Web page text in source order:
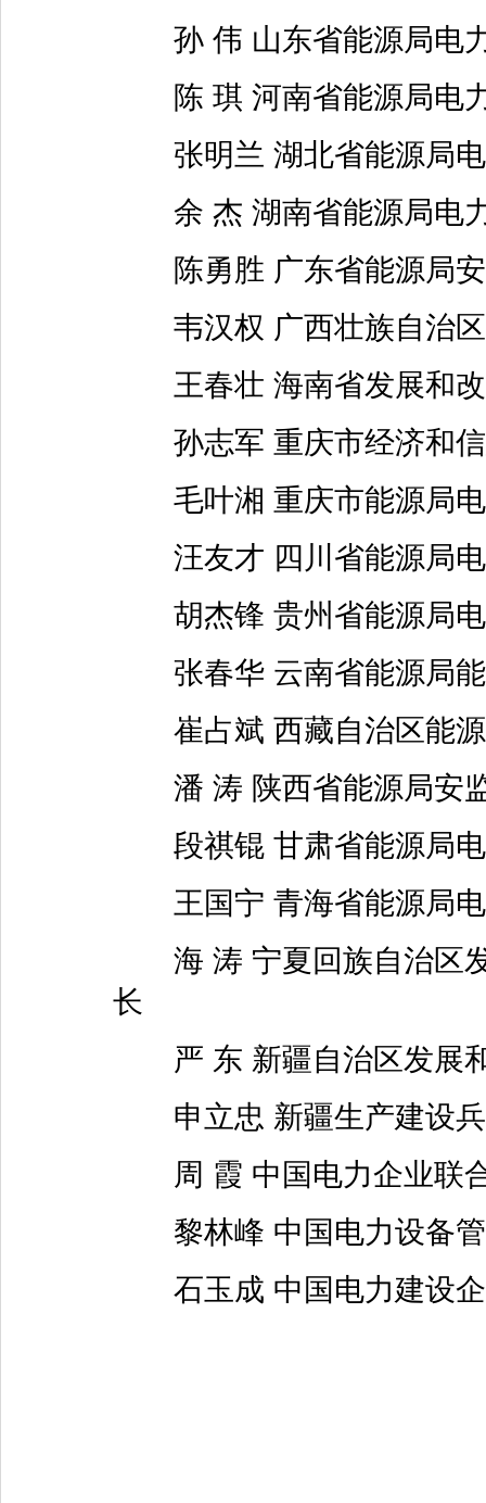
孙 伟 山东省能源局电
陈 琪 河南省能源局电
张明兰 湖北省能源局电
余 杰 湖南省能源局电
陈勇胜 广东省能源局安
韦汉权 广西壮族自治区
王春壮 海南省发展和改
孙志军 重庆市经济和信
毛叶湘 重庆市能源局电
汪友才 四川省能源局电
胡杰锋 贵州省能源局电
张春华 云南省能源局能
崔占斌 西藏自治区能源
潘 涛 陕西省能源局安
段祺锟 甘肃省能源局电
王国宁 青海省能源局电
海 涛 宁夏回族自治区发
长
严 东 新疆自治区发展和
申立忠 新疆生产建设兵
周 霞 中国电力企业联
黎林峰 中国电力设备管
石玉成 中国电力建设企